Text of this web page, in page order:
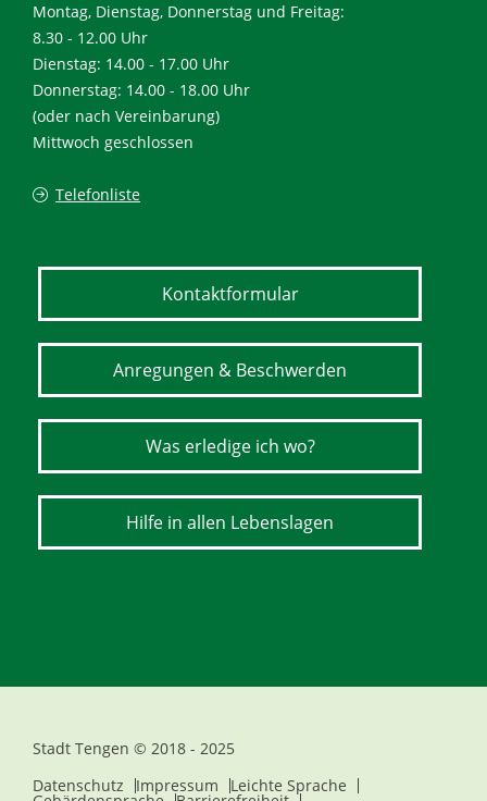
Montag, Dienstag, Donnerstag und Freitag:
8.30 - 12.00 Uhr
Dienstag: 14.00 - 17.00 Uhr
Donnerstag: 14.00 - 18.00 Uhr
(oder nach Vereinbarung)
Mittwoch geschlossen
Telefonliste
Kontaktformular
Anregungen & Beschwerden
Was erledige ich wo?
Hilfe in allen Lebenslagen
Stadt Tengen © 2018 - 2025
Datenschutz
Impressum Leichte Sprache